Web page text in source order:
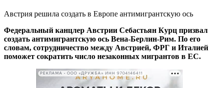
Австрия решила создать в Европе антимигрантскую ось
Федеральный канцлер Австрии Себастьян Курц призвал
создать антимигрантскую ось Вена-Берлин-Рим. По его
словам, сотрудничество между Австрией, ФРГ и Италией
поможет сократить число незаконных мигрантов в ЕС.
РЕКЛАМА • ООО «ДРУЖБА» ИНН 9704146411